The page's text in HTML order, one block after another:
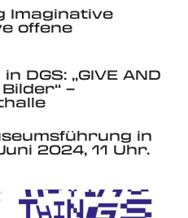
Imaginative
offene
DGS: „GIVE AND
–
in
2024, 11 Uhr.